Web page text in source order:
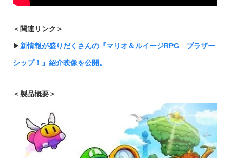
＜関連リンク＞
▶︎新情報が盛りだくさんの『マリオ＆ルイージRPG ブラザー
シップ！』紹介映像を公開。
＜製品概要＞